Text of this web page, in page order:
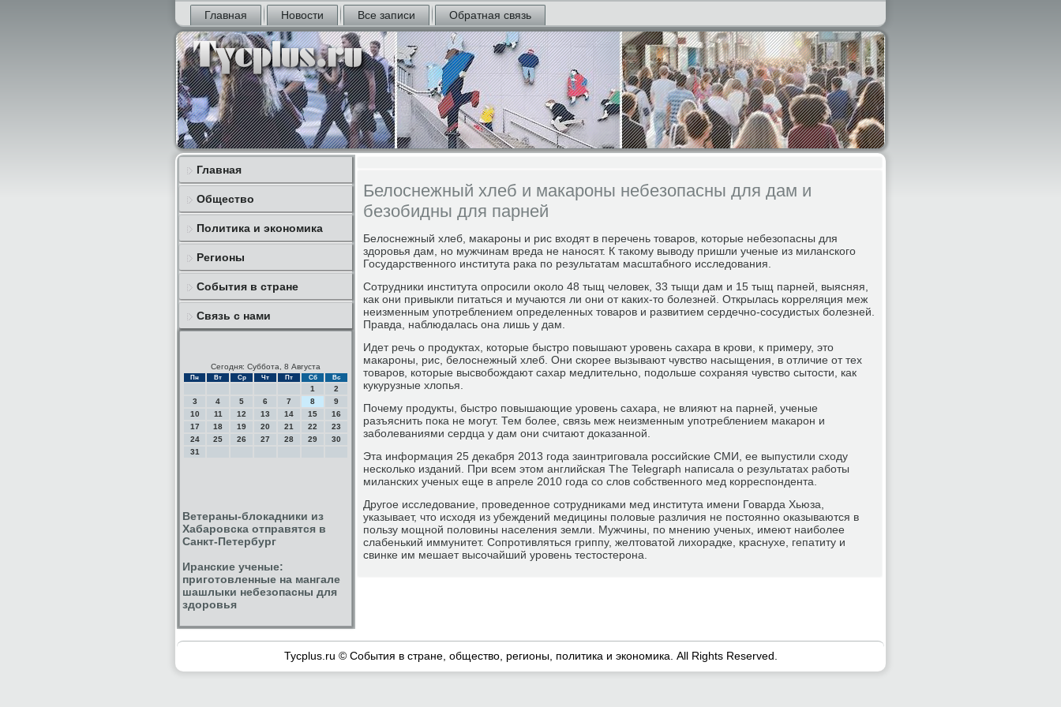
Главная Новости Все записи Обратная связь
Главная
Общество
Политика и экономика
Регионы
События в стране
Связь с нами
Сегодня: Суббота, 8 Августа
Пн Вт Ср Чт Пт Сб Вс
1
2
3
4 5 6 7 8
9
10
11 12 13 14 15
16
17
18 19 20 21 22
23
24
25 26 27 28 29
30
31
Ветераны-блокадники из
Хабаровска отправятся в
Санкт-Петербург
Иранские ученые:
приготовленные на мангале
шашлыки небезопасны для
здоровья
Белоснежный хлеб и макароны небезопасны для дам и
безобидны для парней
Белоснежный хлеб, макароны и рис входят в перечень товаров, которые небезопасны для
здоровья дам, но мужчинам вреда не наносят. К такому выводу пришли ученые из миланского
Государственного института рака по результатам масштабного исследования.
Сотрудники института опросили около 48 тыщ человек, 33 тыщи дам и 15 тыщ парней, выясняя,
как они привыкли питаться и мучаются ли они от каких-то болезней. Открылась корреляция меж
неизменным употреблением определенных товаров и развитием сердечно-сосудистых болезней.
Правда, наблюдалась она лишь у дам.
Идет речь о продуктах, которые быстро повышают уровень сахара в крови, к примеру, это
макароны, рис, белоснежный хлеб. Они скорее вызывают чувство насыщения, в отличие от тех
товаров, которые высвобождают сахар медлительно, подольше сохраняя чувство сытости, как
кукурузные хлопья.
Почему продукты, быстро повышающие уровень сахара, не влияют на парней, ученые
разъяснить пока не могут. Тем более, связь меж неизменным употреблением макарон и
заболеваниями сердца у дам они считают доказанной.
Эта информация 25 декабря 2013 года заинтриговала российские СМИ, ее выпустили сходу
несколько изданий. При всем этом английская The Telegraph написала о результатах работы
миланских ученых еще в апреле 2010 года со слов собственного мед корреспондента.
Другое исследование, проведенное сотрудниками мед института имени Говарда Хьюза,
указывает, что исходя из убеждений медицины половые различия не постоянно оказываются в
пользу мощной половины населения земли. Мужчины, по мнению ученых, имеют наиболее
слабенький иммунитет. Сопротивляться гриппу, желтоватой лихорадке, краснухе, гепатиту и
свинке им мешает высочайший уровень тестостерона.
Tycplus.ru © События в стране, общество, регионы, политика и экономика. All Rights Reserved.